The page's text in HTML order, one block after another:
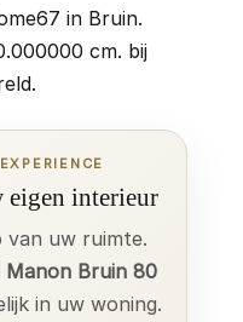
in Bruin.
cm. bij
interieur
van uw ruimte.
Bruin 80
in uw woning.